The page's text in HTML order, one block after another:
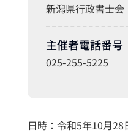
新潟県行政書士会
主催者電話番号
025-255-5225
日時：令和5年10月